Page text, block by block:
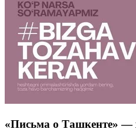
«Письма о Ташкенте» —